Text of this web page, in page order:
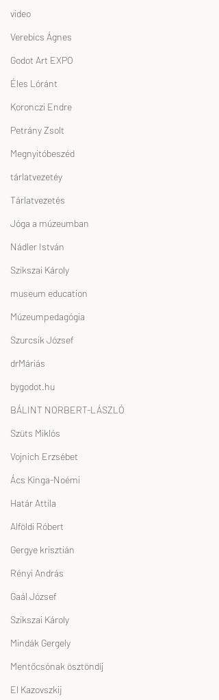
video
Verebics Ágnes
Godot Art EXPO
Éles Lóránt
Koronczi Endre
Petrány Zsolt
Megnyitóbeszéd
tárlatvezetéy
Tárlatvezetés
Jóga a múzeumban
Nádler István
Szikszai Károly
museum education
Múzeumpedagógia
Szurcsik József
drMáriás
bygodot.hu
BÁLINT NORBERT-LÁSZLÓ
Szüts Miklós
Vojnich Erzsébet
Ács Kinga-Noémi
Határ Attila
Alföldi Róbert
Gergye krisztián
Rényi András
Gaál József
Szikszai Károly
Mindák Gergely
Mentőcsónak ösztöndíj
El Kazovszkij